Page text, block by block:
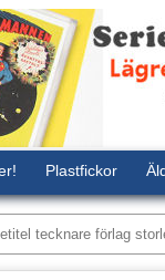
Plastfickor